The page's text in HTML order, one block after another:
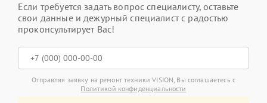
Если требуется задать вопрос специалисту, оставьте
свои данные и дежурный специалист с радостью
проконсультирует Вас!
Отправляя заявку на ремонт техники VISION, Вы соглашаетесь с
Политикой конфиденциальности